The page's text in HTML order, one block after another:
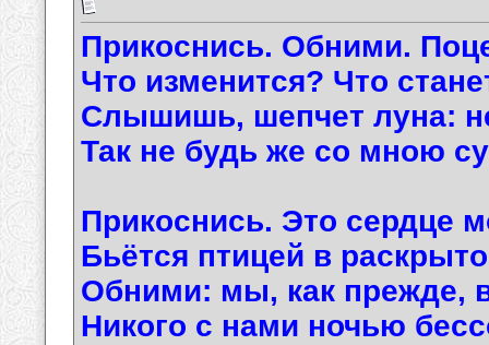
Прикоснись. Обними.
Что изменится? Что
Слышишь, шепчет луна:
Так не будь же со мною
Прикоснись. Это сердце
Бьётся птицей в
Обними: мы, как прежде,
Никого с нами ночью